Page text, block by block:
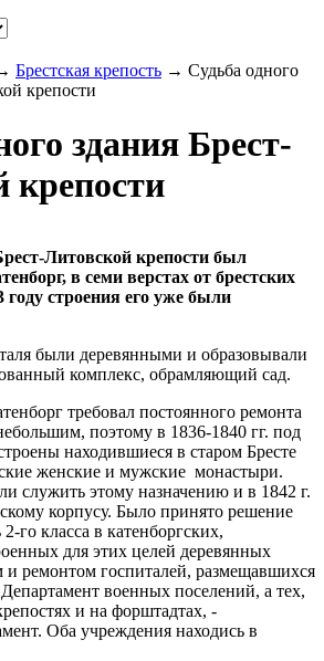
Брестская крепость → Судьба одного
крепости
здания Брест-
крепости
Литовской крепости был
в семи верстах от брестских
году строения его уже были
были деревянными и образовывали
комплекс, обрамляющий сад.
требовал постоянного ремонта
поэтому в 1836-1840 гг. под
находившиеся в старом Бресте
женские и мужские монастыри.
служить этому назначению и в 1842 г.
корпусу. Было принято решение
го класса в катенборгских,
для этих целей деревянных
и ремонтом госпиталей, размещавшихся
военных поселений, а тех,
и на форштадтах, -
Оба учреждения находись в